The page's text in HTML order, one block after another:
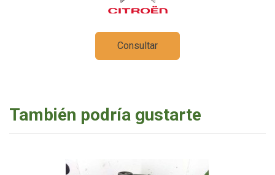
Consultar
También podría gustarte